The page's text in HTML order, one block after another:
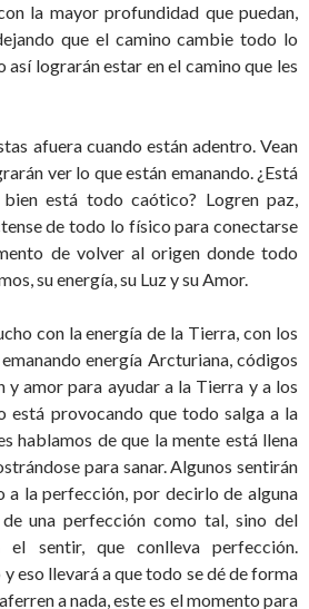
la mayor profundidad que puedan,
que el camino cambie todo lo
así lograrán estar en el camino que les
afuera cuando están adentro. Vean
ver lo que están emanando. ¿Está
está todo caótico? Logren paz,
de todo lo físico para conectarse
de volver al origen donde todo
su energía, su Luz y su Amor.
con la energía de la Tierra, con los
energía Arcturiana, códigos
y amor para ayudar a la Tierra y a los
está provocando que todo salga a la
hablamos de que la mente está llena
para sanar. Algunos sentirán
a la perfección, por decirlo de alguna
una perfección como tal, sino del
el sentir, que conlleva perfección.
eso llevará a que todo se dé de forma
a nada, este es el momento para